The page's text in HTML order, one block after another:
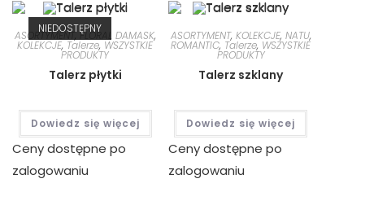
NIEDOSTĘPNY
ASORTYMENT, FLORAL DAMASK,
KOLEKCJE, Talerze, WSZYSTKIE
PRODUKTY
Talerz płytki
Dowiedz się więcej
Ceny dostępne po
zalogowaniu
ASORTYMENT, KOLEKCJE, NATU,
ROMANTIC, Talerze, WSZYSTKIE
PRODUKTY
Talerz szklany
Dowiedz się więcej
Ceny dostępne po
zalogowaniu